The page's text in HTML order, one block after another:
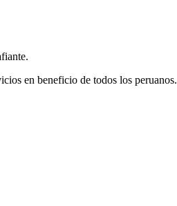
en beneficio de todos los peruanos.